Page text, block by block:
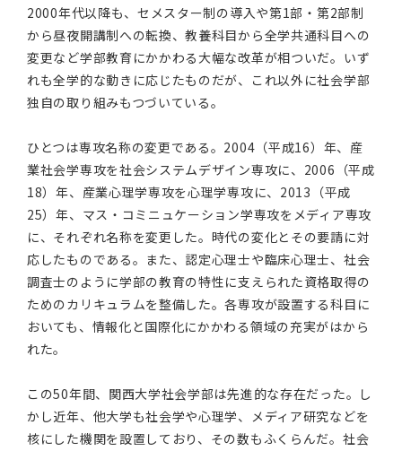
2000年代以降も、セメスター制の導入や第1部・第2部制
から昼夜開講制への転換、教養科目から全学共通科目への
変更など学部教育にかかわる大幅な改革が相ついだ。いず
れも全学的な動きに応じたものだが、これ以外に社会学部
独自の取り組みもつづいている。
ひとつは専攻名称の変更である。2004（平成16）年、産
業社会学専攻を社会システムデザイン専攻に、2006（平成
18）年、産業心理学専攻を心理学専攻に、2013（平成
25）年、マス・コミニュケーション学専攻をメディア専攻
に、それぞれ名称を変更した。時代の変化とその要請に対
応したものである。また、認定心理士や臨床心理士、社会
調査士のように学部の教育の特性に支えられた資格取得の
ためのカリキュラムを整備した。各専攻が設置する科目に
おいても、情報化と国際化にかかわる領域の充実がはから
れた。
この50年間、関西大学社会学部は先進的な存在だった。し
かし近年、他大学も社会学や心理学、メディア研究などを
核にした機関を設置しており、その数もふくらんだ。社会